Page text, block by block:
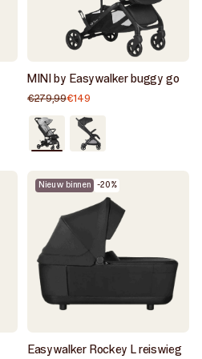
MINI by Easywalker buggy go
€149
Normale
€279,99
Als
nieuw
Kensington
Grey
Goed
black
Nieuw binnen -20%
Easywalker Rockey L reiswieg